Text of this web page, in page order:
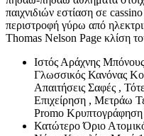
παιχνιδιών εστίαση σε
περιστροφή γύρω από
Thomas Nelson Page κλίση
Ιστός Αράχνης
Γλωσσικός Κανόνας
Απαιτήσεις Σαφές ,
Επιχείρηση , Μετράω
Promo
Κατώτερο Όριο